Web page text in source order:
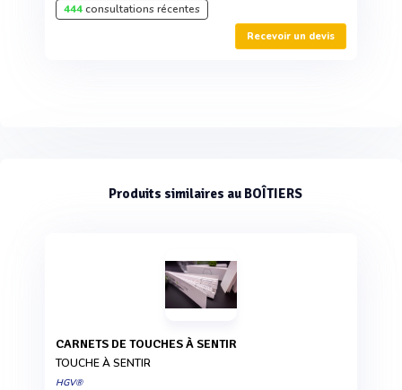
444consultations récentes
Recevoir un devis
Produits similaires au BOÎTIERS
CARNETS DE TOUCHES À SENTIR
TOUCHE À SENTIR
HGV®